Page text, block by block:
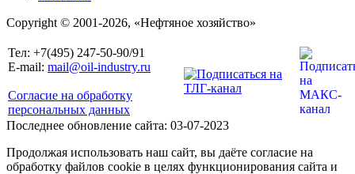
Copyright © 2001-2026, «Нефтяное хозяйство»
Тел: +7(495) 247-50-90/91
E-mail: mail@oil-industry.ru
Согласие на обработку
персональных данных
Последнее обновление сайта: 03-07-2023
Продолжая использовать наш сайт, вы даёте согласие на
обработку файлов cookie в целях функционирования сайта и